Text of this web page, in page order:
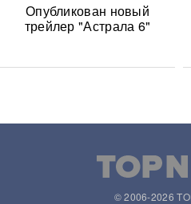
Опубликован новый
трейлер "Астрала 6"
© 2006-2026